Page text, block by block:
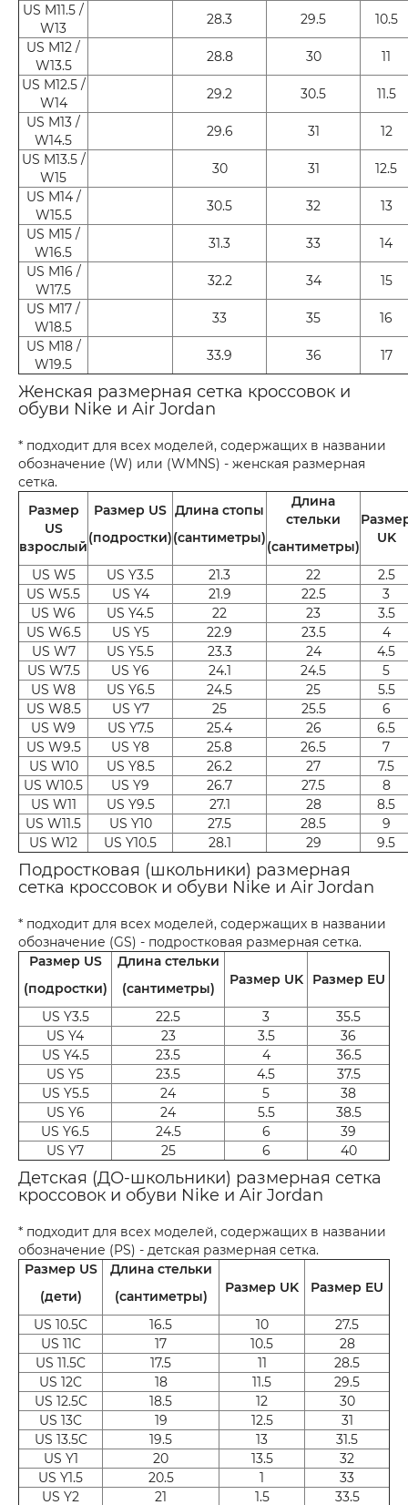
US M11.5 /
W13
28.3 29.5
10.5
US M12 /
W13.5
28.8 30
11
US M12.5 /
W14
29.2 30.5
11.5
US M13 /
W14.5
29.6 31
12
US M13.5 /
W15
30 31
12.5
US M14 /
W15.5
30.5 32
13
US M15 /
W16.5
31.3 33
14
US M16 /
W17.5
32.2 34
15
US M17 /
W18.5
33 35
16
US M18 /
W19.5
33.9 36 17
Женская размерная сетка кроссовок и
обуви Nike и Air Jordan
* подходит для всех моделей, содержащих в названии
обозначение (W) или (WMNS) - женская размерная
сетка.
Размер
US
взрослый
Размер US
(подростки)
Длина стопы
(сантиметры)
Длина
стельки
(сантиметры)
UK
US W5 US Y3.5 21.3 22
2.5
US W5.5
US Y4 21.9 22.5
3
US W6
US Y4.5 22 23
3.5
US W6.5
US Y5 22.9 23.5
4
US W7
US Y5.5 23.3 24
4.5
US W7.5
US Y6 24.1 24.5
5
US W8
US Y6.5 24.5 25
5.5
US W8.5
US Y7 25 25.5
6
US W9
US Y7.5 25.4 26
6.5
US W9.5
US Y8 25.8 26.5
7
US W10
US Y8.5 26.2 27
7.5
US W10.5
US Y9 26.7 27.5
8
US W11
US Y9.5 27.1 28
8.5
US W11.5
US Y10 27.5 28.5
9
US W12
US Y10.5 28.1 29 9.5
Подростковая (школьники) размерная
сетка кроссовок и обуви Nike и Air Jordan
* подходит для всех моделей, содержащих в названии
обозначение (GS) - подростковая размерная сетка.
Размер US
(подростки)
Длина стельки
(сантиметры)
Размер UK Размер EU
US Y3.5 22.5 3
35.5
US Y4
23 3.5
36
US Y4.5
23.5 4
36.5
US Y5
23.5 4.5
37.5
US Y5.5
24 5
38
US Y6
24 5.5
38.5
US Y6.5
24.5 6
39
US Y7
25 6 40
Детская (ДО-школьники) размерная сетка
кроссовок и обуви Nike и Air Jordan
* подходит для всех моделей, содержащих в названии
обозначение (PS) - детская размерная сетка.
Размер US
(дети)
Длина стельки
(сантиметры)
Размер UK Размер EU
US 10.5C 16.5 10
27.5
US 11C
17 10.5
28
US 11.5C
17.5 11
28.5
US 12C
18 11.5
29.5
US 12.5C
18.5 12
30
US 13C
19 12.5
31
US 13.5C
19.5 13
31.5
US Y1
20 13.5
32
US Y1.5
20.5 1
33
US Y2
21 1.5 33.5